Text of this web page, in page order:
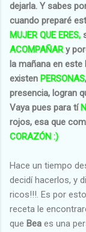
dejarla. Y sabes
cuando preparé
MUJER QUE ERES,
ACOMPAÑARy
la mañana en este
existen PERSONAS
presencia, logran
Vaya pues para tí
rojos, esa que
CORAZÓN :)
Hace un tiempo
decidí hacerlos, y
ricos!!!. Es por
receta le
que Bea es una